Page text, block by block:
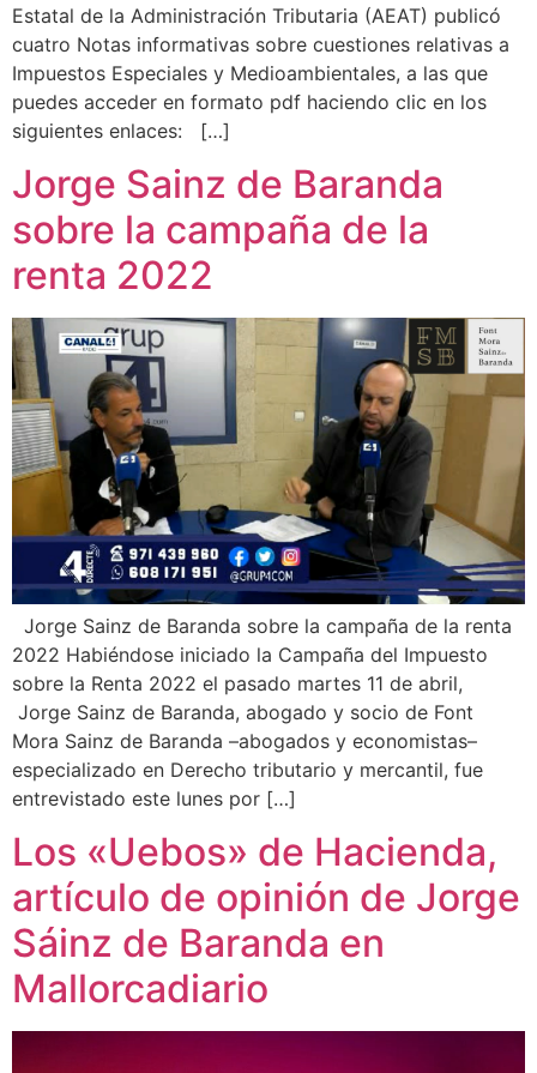
Estatal de la Administración Tributaria (AEAT) publicó
cuatro Notas informativas sobre cuestiones relativas a
Impuestos Especiales y Medioambientales, a las que
puedes acceder en formato pdf haciendo clic en los
siguientes enlaces: […]
Jorge Sainz de Baranda
sobre la campaña de la
renta 2022
Jorge Sainz de Baranda sobre la campaña de la renta
2022 Habiéndose iniciado la Campaña del Impuesto
sobre la Renta 2022 el pasado martes 11 de abril,
Jorge Sainz de Baranda, abogado y socio de Font
Mora Sainz de Baranda –abogados y economistas–
especializado en Derecho tributario y mercantil, fue
entrevistado este lunes por […]
Los «Uebos» de Hacienda,
artículo de opinión de Jorge
Sáinz de Baranda en
Mallorcadiario